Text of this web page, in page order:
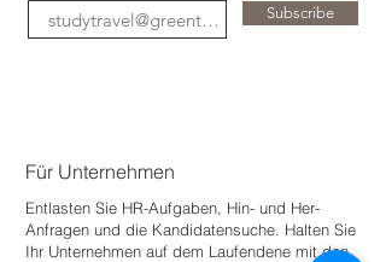
Subscribe
Für Unternehmen
Entlasten Sie HR-Aufgaben, Hin- und Her-
Anfragen und die Kandidatensuche. Halten Sie
Ihr Unternehmen auf dem Laufendene mit den